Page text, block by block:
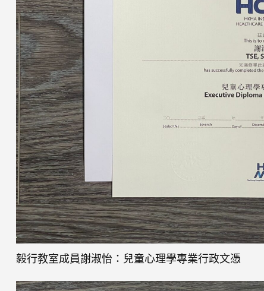
毅行教室成員謝淑怡：兒童心理學專業行政文憑